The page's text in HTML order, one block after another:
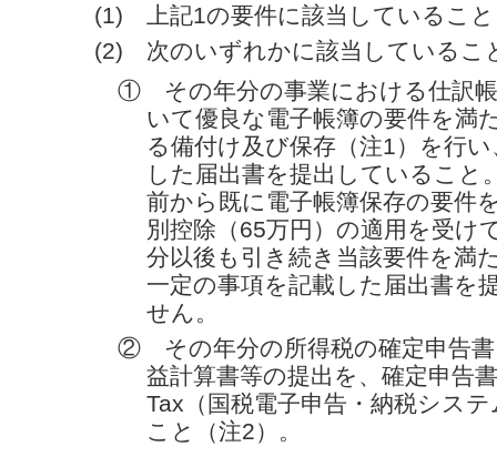
(1) 上記1の要件に該当していること
(2) 次のいずれかに該当しているこ
① その年分の事業における仕訳
いて優良な電子帳簿の要件を満
る備付け及び保存（注1）を行
した届出書を提出していること
前から既に電子帳簿保存の要件
別控除（65万円）の適用を受け
分以後も引き続き当該要件を満
一定の事項を記載した届出書を
せん。
② その年分の所得税の確定申告書
益計算書等の提出を、確定申告
Tax（国税電子申告・納税シス
こと（注2）。